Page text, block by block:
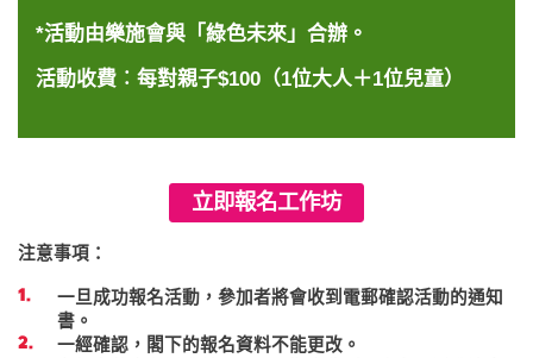
*活動由樂施會與「綠色未來」合辦。
活動收費︰每對親子$100（1位大人＋1位兒童）
立即報名工作坊
注意事項：
一旦成功報名活動，參加者將會收到電郵確認活動的通知
書。
一經確認，閣下的報名資料不能更改。